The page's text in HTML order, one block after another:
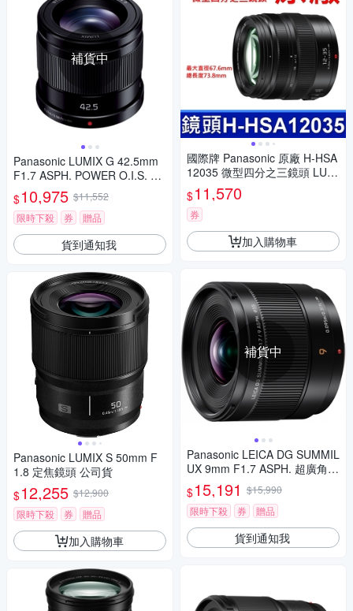
補貨中
Panasonic LUMIX G 42.5mm
F1.7 ASPH. POWER O.I.S. 大
光圈 定焦鏡頭 公司貨
$10,975 $11,552
限時下殺
券 贈品
貨到通知我
Panasonic LUMIX S 50mm F
1.8 定焦鏡頭 公司貨
$12,255 $12,900
限時下殺
券 贈品
加入購物車
國際牌 Panasonic 原廠 H-HSA
12035 微型四分之三鏡頭 LUMI
X G X VARIO 12-35mm 相機
$11,570
券
加入購物車
補貨中
Panasonic LEICA DG SUMMIL
UX 9mm F1.7 ASPH. 超廣角
定焦鏡頭 公司貨 H-X09GC
$15,191 $15,990
限時下殺
券 贈品
貨到通知我